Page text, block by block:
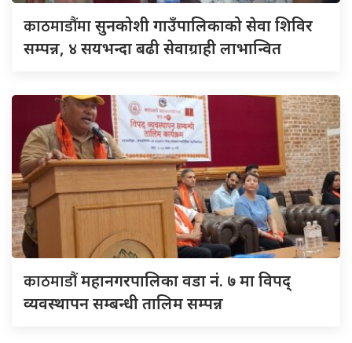
काठमाडौंमासुनकोशी गाउँपालिकाको सेवा शिविर
सम्पन्न, ४ सयभन्दा बढी सेवाग्राही लाभान्वित
काठमाडौंमहानगरपालिका वडा नं. ७ मा विपद्
व्यवस्थापन सम्बन्धी तालिम सम्पन्न